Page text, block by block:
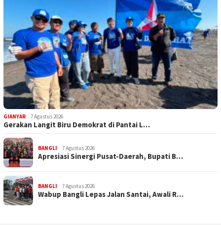
GIANYAR 7 Agustus 2026
Gerakan Langit Biru Demokrat di Pantai L…
BANGLI 7 Agustus 2026
Apresiasi Sinergi Pusat-Daerah, Bupati B…
BANGLI 7 Agustus 2026
Wabup Bangli Lepas Jalan Santai, Awali R…